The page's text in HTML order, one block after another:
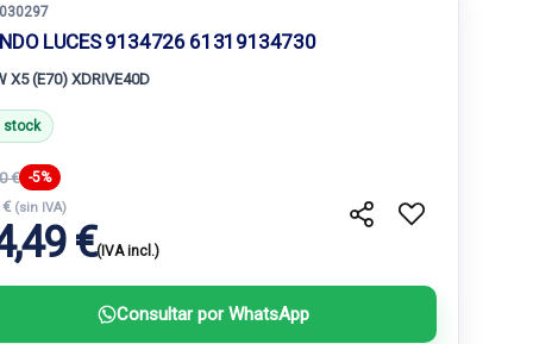
LUCES 9134726 61319134730
X5 (E70) XDRIVE40D
stock
€ -5%
€ (sin IVA)
€(IVA incl.)
Consultar por WhatsApp